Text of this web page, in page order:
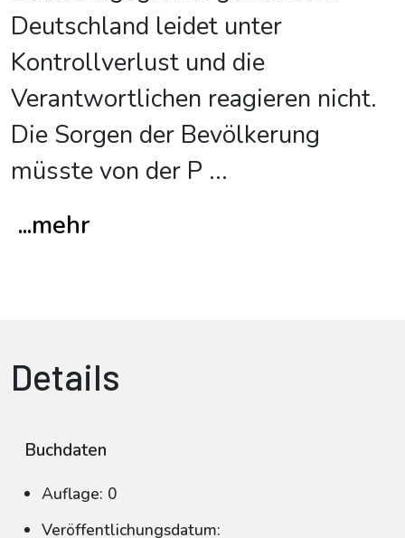
Deutschland leidet unter
Kontrollverlust und die
Verantwortlichen reagieren nicht.
Die Sorgen der Bevölkerung
müsste von der P ...
...mehr
Details
Buchdaten
Auflage: 0
Veröffentlichungsdatum: